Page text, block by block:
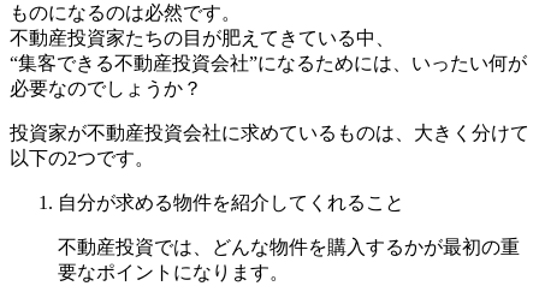
ものになるのは必然です。
不動産投資家たちの目が肥えてきている中、
“集客できる不動産投資会社”になるためには、いったい何が
必要なのでしょうか？
投資家が不動産投資会社に求めているものは、大きく分けて
以下の2つです。
自分が求める物件を紹介してくれること
不動産投資では、どんな物件を購入するかが最初の重
要なポイントになります。